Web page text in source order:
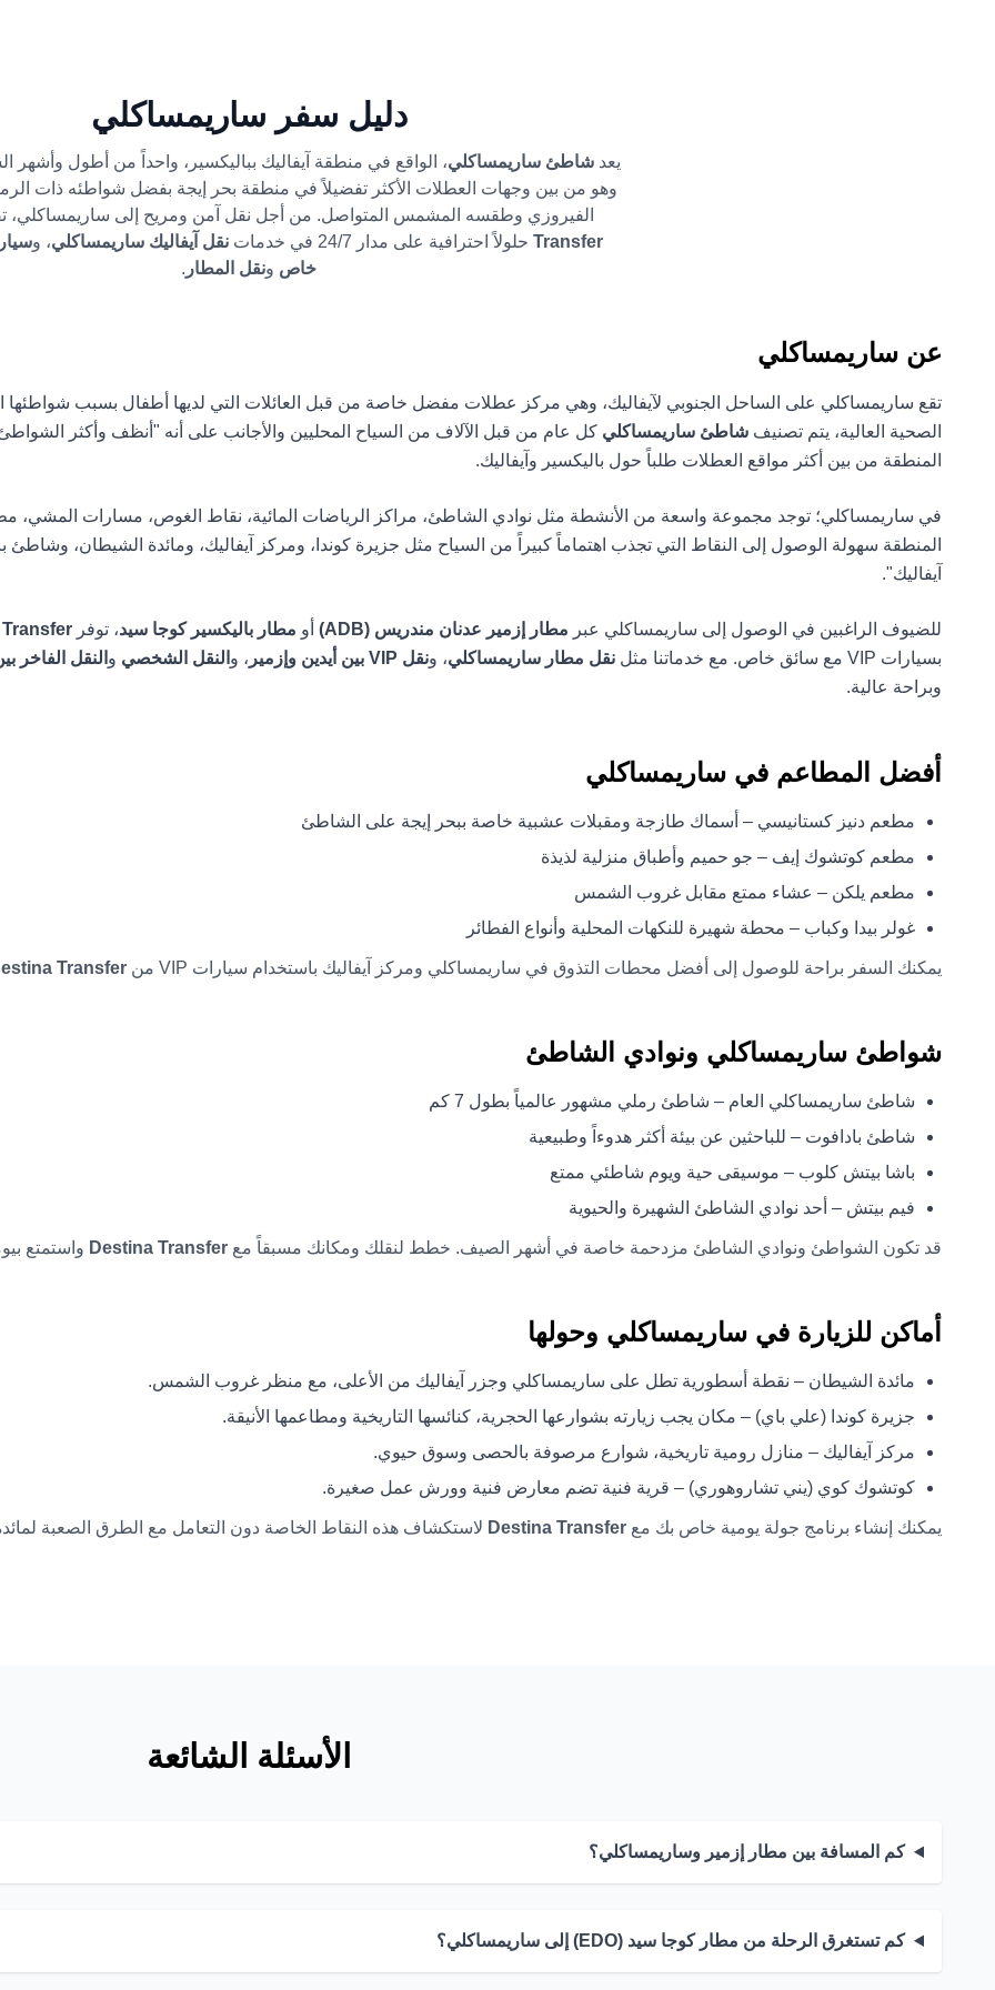
دليل سفر ساريمساكلي
يعدشاطئ ساريمساكلي، الواقع في منطقة آيفاليك بباليكسير، واحداً من أطول وأشهر
وهو من بين وجهات العطلات الأكثر تفضيلاً في منطقة بحر إيجة بفضل شواطئه ذات
الفيروزي وطقسه المشمس المتواصل. من أجل نقل آمن ومريح إلى ساريمساكلي،
Transfer حلولاً احترافية على مدار 24/7 في خدمات نقل آيفاليك ساريمساكلي، و
خاص ونقل المطار .
عن ساريمساكلي
تقع ساريمساكلي على الساحل الجنوبي لآيفاليك، وهي مركز عطلات مفضل خاصة من قبل العائلات التي لديها أطفال بسبب شواطئها
الصحية العالية، يتم تصنيف شاطئ ساريمساكلي كل عام من قبل الآلاف من السياح المحليين والأجانب على أنه "أنظف وأكثر
المنطقة من بين أكثر مواقع العطلات طلباً حول باليكسير وآيفاليك.
في ساريمساكلي؛ توجد مجموعة واسعة من الأنشطة مثل نوادي الشاطئ، مراكز الرياضات المائية، نقاط الغوص، مسارات المشي،
المنطقة سهولة الوصول إلى النقاط التي تجذب اهتماماً كبيراً من السياح مثل جزيرة كوندا، ومركز آيفاليك، ومائدة الشيطان،
آيفاليك".
للضيوف الراغبين في الوصول إلى ساريمساكلي عبر مطار إزمير عدنان مندريس (ADB) أو مطار باليكسير كوجا سيد، توفر
بسيارات VIP مع سائق خاص. مع خدماتنا مثل
نقل مطار ساريمساكلي، ونقل VIP بين أيدين وإزمير ، و النقل الشخصي و النقل الفاخر
وبراحة عالية.
أفضل المطاعم في ساريمساكلي
مطعم دنيز كستانيسي – أسماك طازجة ومقبلات عشبية خاصة ببحر إيجة على الشاطئ
مطعم كوتشوك إيف – جو حميم وأطباق منزلية لذيذة
مطعم يلكن – عشاء ممتع مقابل غروب الشمس
غولر بيدا وكباب – محطة شهيرة للنكهات المحلية وأنواع الفطائر
يمكنك السفر براحة للوصول إلى أفضل محطات التذوق في ساريمساكلي ومركز آيفاليك باستخدام سيارات VIP من Transfer
شواطئ ساريمساكلي ونوادي الشاطئ
شاطئ ساريمساكلي العام – شاطئ رملي مشهور عالمياً بطول 7 كم
شاطئ بادافوت – للباحثين عن بيئة أكثر هدوءاً وطبيعية
باشا بيتش كلوب – موسيقى حية ويوم شاطئي ممتع
فيم بيتش – أحد نوادي الشاطئ الشهيرة والحيوية
قد تكون الشواطئ ونوادي الشاطئ مزدحمة خاصة في أشهر الصيف. خطط لنقلك ومكانك مسبقاً مع Destina Transfer واستمتع
أماكن للزيارة في ساريمساكلي وحولها
مائدة الشيطان – نقطة أسطورية تطل على ساريمساكلي وجزر آيفاليك من الأعلى، مع منظر غروب الشمس.
جزيرة كوندا (علي باي) – مكان يجب زيارته بشوارعها الحجرية، كنائسها التاريخية ومطاعمها الأنيقة.
مركز آيفاليك – منازل رومية تاريخية، شوارع مرصوفة بالحصى وسوق حيوي.
كوتشوك كوي (يني تشاروهوري) – قرية فنية تضم معارض فنية وورش عمل صغيرة.
يمكنك إنشاء برنامج جولة يومية خاص بك مع Destina Transfer لاستكشاف هذه النقاط الخاصة دون التعامل مع الطرق الصعبة
الأسئلة الشائعة
كم المسافة بين مطار إزمير وساريمساكلي؟
كم تستغرق الرحلة من مطار كوجا سيد (EDO) إلى ساريمساكلي؟